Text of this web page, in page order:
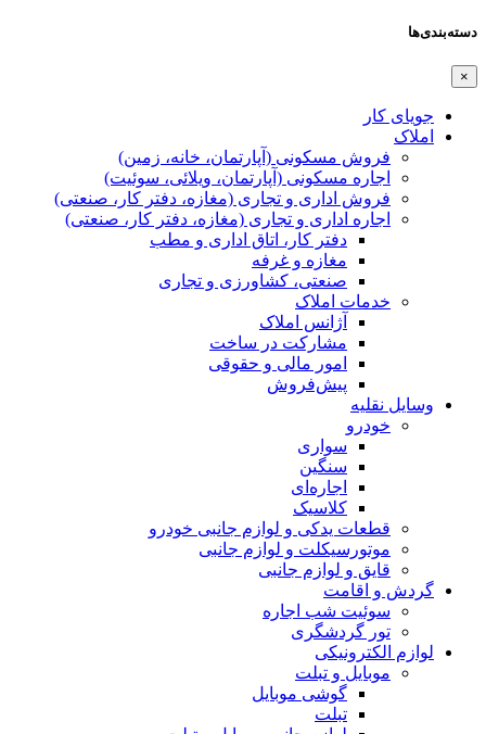
دسته‌بندی‌ها
×
جویای کار
املاک
فروش مسکونی (آپارتمان، خانه، زمین)
اجاره مسکونی (آپارتمان، ویلائی، سوئیت)
فروش اداری و تجاری (مغازه، دفتر کار، صنعتی)
اجاره اداری و تجاری (مغازه، دفتر کار، صنعتی)
دفتر کار، اتاق اداری و مطب
مغازه و غرفه
صنعتی،‌ کشاورزی و تجاری
خدمات املاک
آژانس املاک
مشارکت در ساخت
امور مالی و حقوقی
پیش‌فروش
وسایل نقلیه
خودرو
سواری
سنگین
اجاره‌ای
کلاسیک
قطعات یدکی و لوازم جانبی خودرو
موتورسیکلت و لوازم جانبی
قایق و لوازم جانبی
گردش و اقامت
سوئیت شب اجاره
تور گردشگری
لوازم الکترونیکی
موبایل و تبلت
گوشی موبایل
تبلت